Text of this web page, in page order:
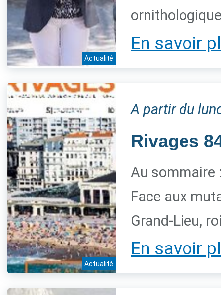
Actualité
En savoir
Actualité
A partir du
Rivages
Au sommaire
Face aux
Grand-Lieu,
En savoir